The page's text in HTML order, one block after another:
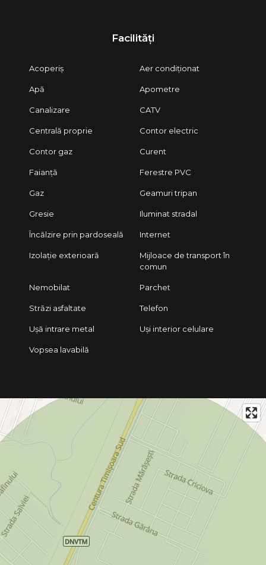
Facilități
Acoperiș Aer condiționat
Apă Apometre
Canalizare CATV
Centrală proprie Contor electric
Contor gaz Curent
Faianță Ferestre PVC
Gaz Geamuri tripan
Gresie Iluminat stradal
Încălzire prin pardoseală Internet
Izolație exterioară
Mijloace de transport în
comun
Nemobilat Parchet
Străzi asfaltate Telefon
Ușă intrare metal Uși interior celulare
Vopsea lavabilă